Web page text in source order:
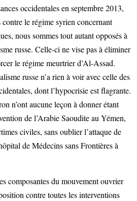
occidentales en septembre 2013,
le régime syrien concernant
nous sommes tout autant opposés à
russe. Celle-ci ne vise pas à éliminer
le régime meurtrier d’Al-Assad.
russe n’a rien à voir avec celle des
dont l’hypocrisie est flagrante.
n’ont aucune leçon à donner étant
de l’Arabie Saoudite au Yémen,
civiles, sans oublier l’attaque de
de Médecins sans Frontières à
composantes du mouvement ouvrier
contre toutes les interventions